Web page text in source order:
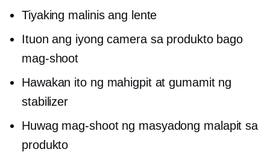
Tiyaking malinis ang lente
Ituon ang iyong camera sa produkto bago
mag-shoot
Hawakan ito ng mahigpit at gumamit ng
stabilizer
Huwag mag-shoot ng masyadong malapit sa
produkto